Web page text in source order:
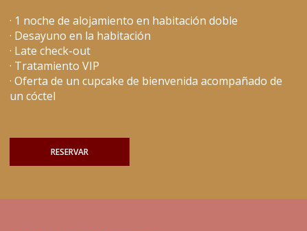
· 1 noche de alojamiento en habitación doble
· Desayuno en la habitación
· Late check-out
· Tratamiento VIP
· Oferta de un cupcake de bienvenida acompañado de
un cóctel
RESERVAR